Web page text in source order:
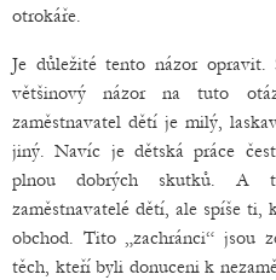
otrokáře.
Je důležité tento názor
většinový názor na tuto
zaměstnavatel dětí je milý,
jiný. Navíc je dětská práce
plnou dobrých skutků. A
zaměstnavatelé dětí, ale spíše
obchod. Tito „zachránci“ jsou
těch, kteří byli donuceni k